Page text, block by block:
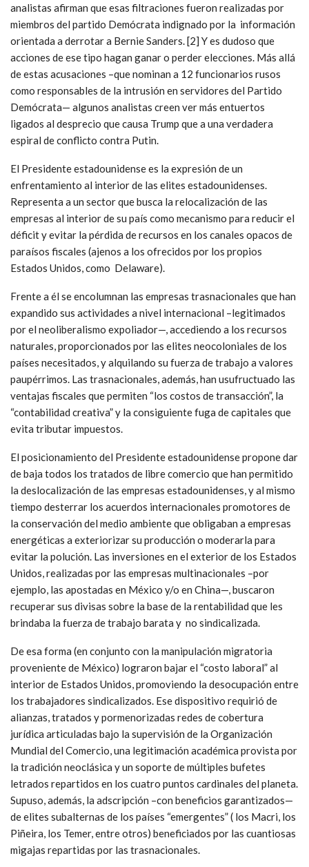
analistas afirman que esas filtraciones fueron realizadas por
miembros del partido Demócrata indignado por la información
orientada a derrotar a Bernie Sanders. [2] Y es dudoso que
acciones de ese tipo hagan ganar o perder elecciones. Más allá
de estas acusaciones –que nominan a 12 funcionarios rusos
como responsables de la intrusión en servidores del Partido
Demócrata— algunos analistas creen ver más entuertos
ligados al desprecio que causa Trump que a una verdadera
espiral de conflicto contra Putin.
El Presidente estadounidense es la expresión de un
enfrentamiento al interior de las elites estadounidenses.
Representa a un sector que busca la relocalización de las
empresas al interior de su país como mecanismo para reducir el
déficit y evitar la pérdida de recursos en los canales opacos de
paraísos fiscales (ajenos a los ofrecidos por los propios
Estados Unidos, como Delaware).
Frente a él se encolumnan las empresas trasnacionales que han
expandido sus actividades a nivel internacional –legitimados
por el neoliberalismo expoliador—, accediendo a los recursos
naturales, proporcionados por las elites neocoloniales de los
países necesitados, y alquilando su fuerza de trabajo a valores
paupérrimos. Las trasnacionales, además, han usufructuado las
ventajas fiscales que permiten “los costos de transacción”, la
“contabilidad creativa” y la consiguiente fuga de capitales que
evita tributar impuestos.
El posicionamiento del Presidente estadounidense propone dar
de baja todos los tratados de libre comercio que han permitido
la deslocalización de las empresas estadounidenses, y al mismo
tiempo desterrar los acuerdos internacionales promotores de
la conservación del medio ambiente que obligaban a empresas
energéticas a exteriorizar su producción o moderarla para
evitar la polución. Las inversiones en el exterior de los Estados
Unidos, realizadas por las empresas multinacionales –por
ejemplo, las apostadas en México y/o en China—, buscaron
recuperar sus divisas sobre la base de la rentabilidad que les
brindaba la fuerza de trabajo barata y no sindicalizada.
De esa forma (en conjunto con la manipulación migratoria
proveniente de México) lograron bajar el “costo laboral” al
interior de Estados Unidos, promoviendo la desocupación entre
los trabajadores sindicalizados. Ese dispositivo requirió de
alianzas, tratados y pormenorizadas redes de cobertura
jurídica articuladas bajo la supervisión de la Organización
Mundial del Comercio, una legitimación académica provista por
la tradición neoclásica y un soporte de múltiples bufetes
letrados repartidos en los cuatro puntos cardinales del planeta.
Supuso, además, la adscripción –con beneficios garantizados—
de elites subalternas de los países “emergentes” ( los Macri, los
Piñeira, los Temer, entre otros) beneficiados por las cuantiosas
migajas repartidas por las trasnacionales.